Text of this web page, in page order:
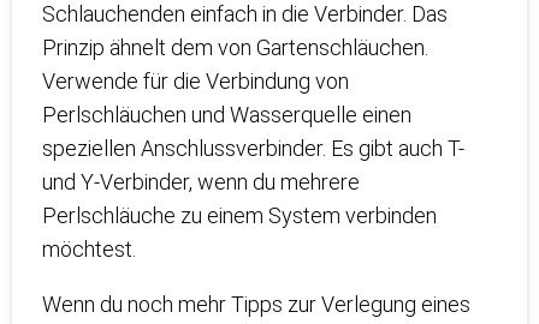
Schlauchenden einfach in die Verbinder. Das
Prinzip ähnelt dem von Gartenschläuchen.
Verwende für die Verbindung von
Perlschläuchen und Wasserquelle einen
speziellen Anschlussverbinder. Es gibt auch T-
und Y-Verbinder, wenn du mehrere
Perlschläuche zu einem System verbinden
möchtest.
Wenn du noch mehr Tipps zur Verlegung eines